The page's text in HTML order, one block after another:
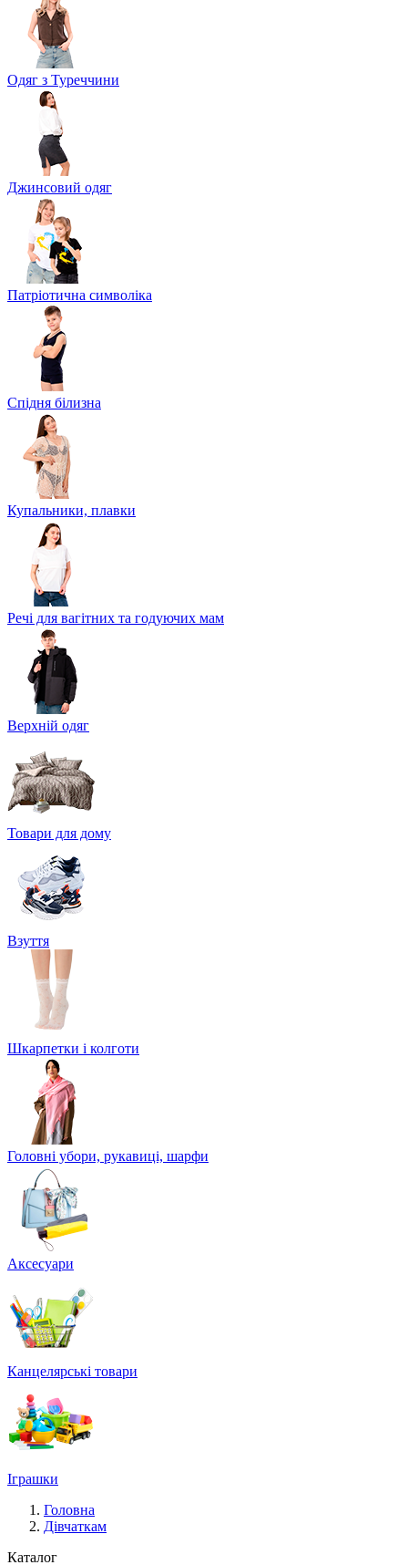
Одяг з Туреччини
Джинсовий одяг
Патріотична символіка
Спідня білизна
Купальники, плавки
Речі для вагітних та годуючих мам
Верхній одяг
Товари для дому
Взуття
Шкарпетки і колготи
Головні убори, рукавиці, шарфи
Аксесуари
Канцелярські товари
Іграшки
Головна
Дівчаткам
Каталог